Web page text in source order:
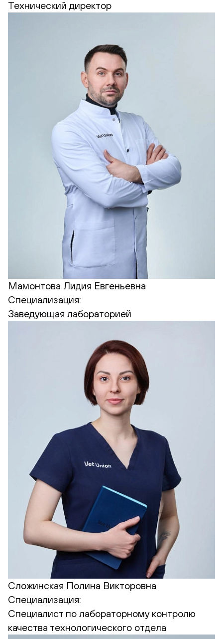
Технический директор
Мамонтова Лидия Евгеньевна
Специализация:
Заведующая лабораторией
Сложинская Полина Викторовна
Специализация:
Cпециалист по лабораторному контролю
качества технологического отдела